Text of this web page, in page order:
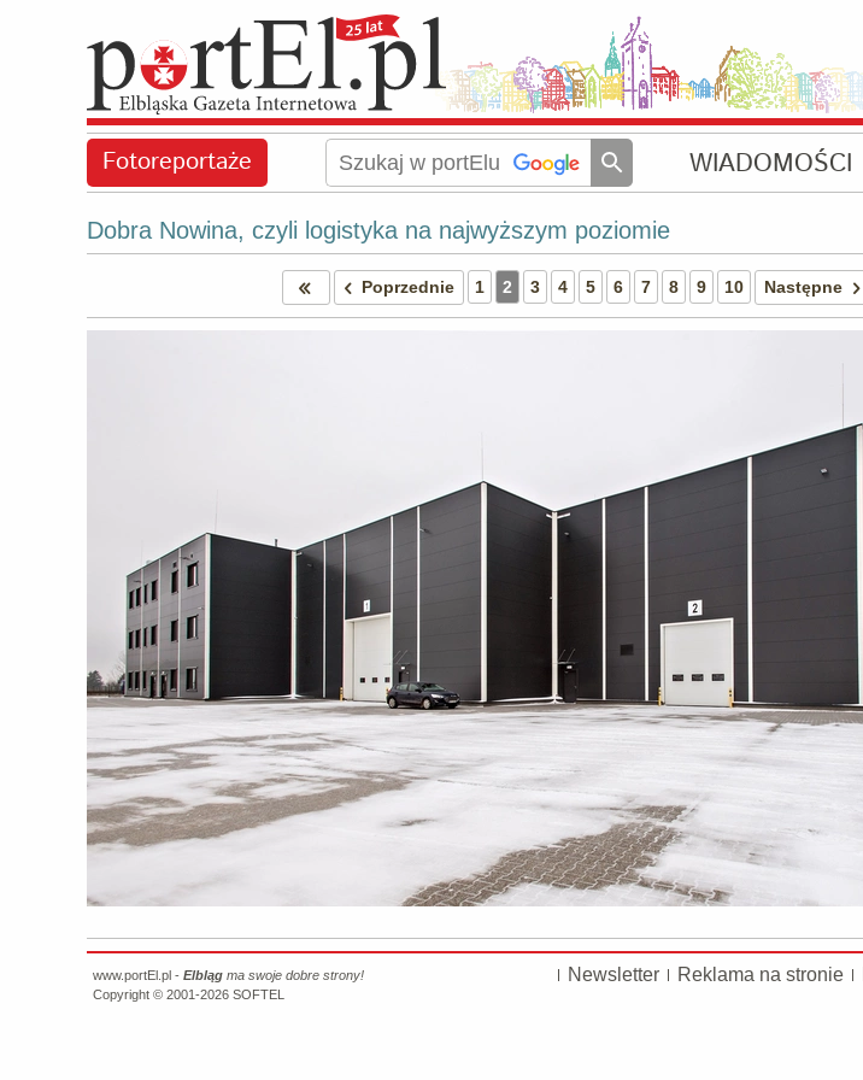
Fotoreportaże WIADOMOŚCI
Dobra Nowina, czyli logistyka na najwyższym poziomie
Poprzednie 1 2 3 4 5 6 7 8 9 10 Następne
Newsletter Reklama na stronie
www.portEl.pl - Elbląg ma swoje dobre strony!
Copyright © 2001-2026 SOFTEL